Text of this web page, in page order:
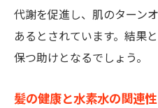
代謝を促進し、肌のターン
あるとされています。結果
保つ助けとなるでしょう。
髪の健康と水素水の関連性